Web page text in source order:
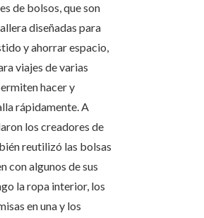
de bolsos, que son
diseñadas para
y ahorrar espacio,
viajes de varias
hacer y
rápidamente. A
los creadores de
reutilizó las bolsas
con algunos de sus
la ropa interior, los
en una y los